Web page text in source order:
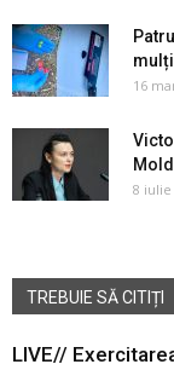
16
8 iulie
TREBUIE SĂ CITIȚI
LIVE//